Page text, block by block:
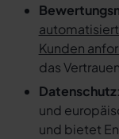
Kunden
das
Datenschutz
und
und bietet